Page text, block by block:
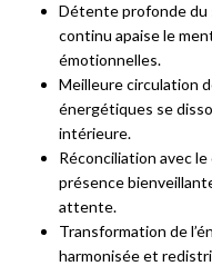
Détente profonde du
continu apaise le
émotionnelles.
Meilleure circulation
énergétiques se
intérieure.
Réconciliation avec
présence
attente.
Transformation de
harmonisée et